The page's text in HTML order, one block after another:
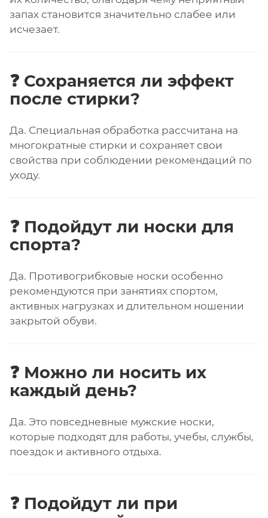
запах становится значительно слабее или
исчезает.
❓ Сохраняется ли эффект
после стирки?
Да. Специальная обработка рассчитана на
многократные стирки и сохраняет свои
свойства при соблюдении рекомендаций по
уходу.
❓ Подойдут ли носки для
спорта?
Да. Противогрибковые носки особенно
рекомендуются при занятиях спортом,
активных нагрузках и длительном ношении
закрытой обуви.
❓ Можно ли носить их
каждый день?
Да. Это повседневные мужские носки,
которые подходят для работы, учебы, службы,
поездок и активного отдыха.
❓ Подойдут ли при